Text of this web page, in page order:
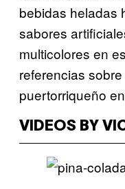
bebidas heladas
sabores
multicolores en
referencias
puertorriqueño
VIDEOS BY